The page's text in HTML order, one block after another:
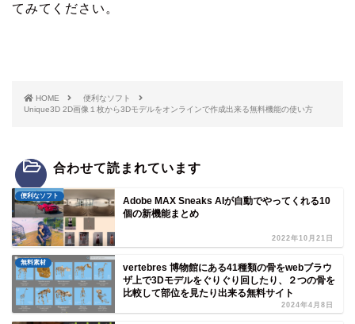
てみてください。
HOME
便利なソフト
Unique3D 2D画像１枚から3Dモデルをオンラインで作成出来る無料機能の使い方
合わせて読まれています
便利なソフト
Adobe MAX Sneaks AIが自動でやってくれる10
個の新機能まとめ
2022年10月21日
無料素材
vertebres 博物館にある41種類の骨をwebブラウ
ザ上で3Dモデルをぐりぐり回したり、２つの骨を
比較して部位を見たり出来る無料サイト
2024年4月8日